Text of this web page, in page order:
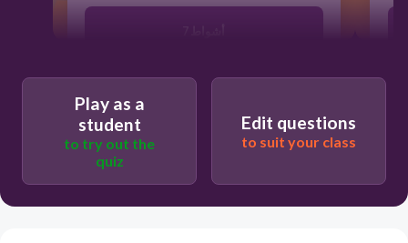
Play as a
student
to try out the
quiz
Edit questions
to suit your class